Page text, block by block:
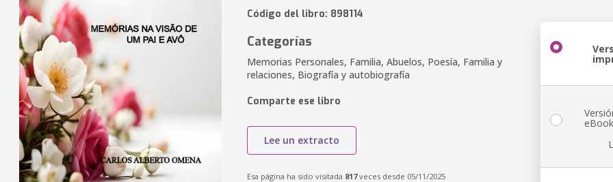
Código del libro: 898114
Categorías
Memorias Personales, Familia, Abuelos, Poesía, Familia y
relaciones, Biografía y autobiografía
Comparte ese libro
Lee un extracto
Esa página ha sido visitada 817veces desde 05/11/2025